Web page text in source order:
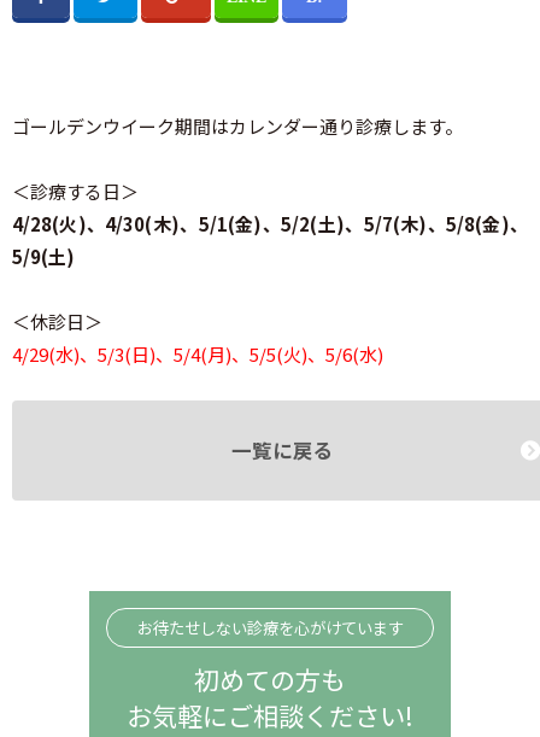
ゴールデンウイーク期間はカレンダー通り診療します。
＜診療する日＞
4/28(火)、4/30(木)、5/1(金)、5/2(土)、5/7(木)、5/8(金)、
5/9(土)
＜休診日＞
4/29(水)、5/3(日)、5/4(月)、5/5(火)、5/6(水)
一覧に戻る
お待たせしない診療を心がけています
初めての方も
お気軽にご相談ください!